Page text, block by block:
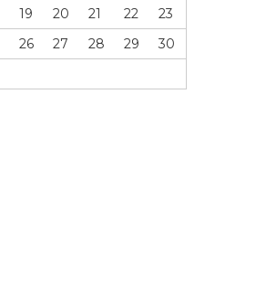
19 20 21 22
23
26 27 28 29
30